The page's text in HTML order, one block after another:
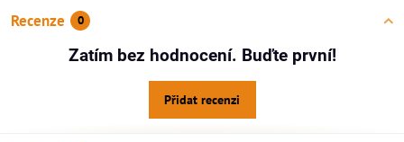
Recenze 0
Zatím bez hodnocení. Buďte první!
Přidat recenzi